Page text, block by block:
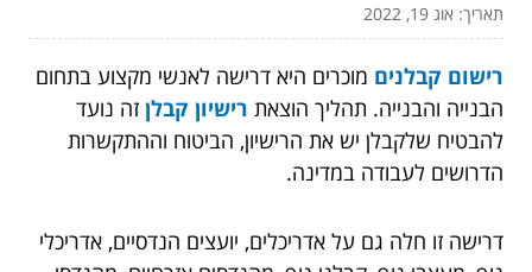
תאריך: אוג 19, 2022
רישום קבלנים מוכרים היא דרישה לאנשי מקצוע בתחום
הבנייה והבנייה. תהליך הוצאת רישיון קבלן זה נועד
להבטיח שלקבלן יש את הרישיון, הביטוח וההתקשרות
הדרושים לעבודה במדינה.
דרישה זו חלה גם על אדריכלים, יועצים הנדסיים, אדריכלי